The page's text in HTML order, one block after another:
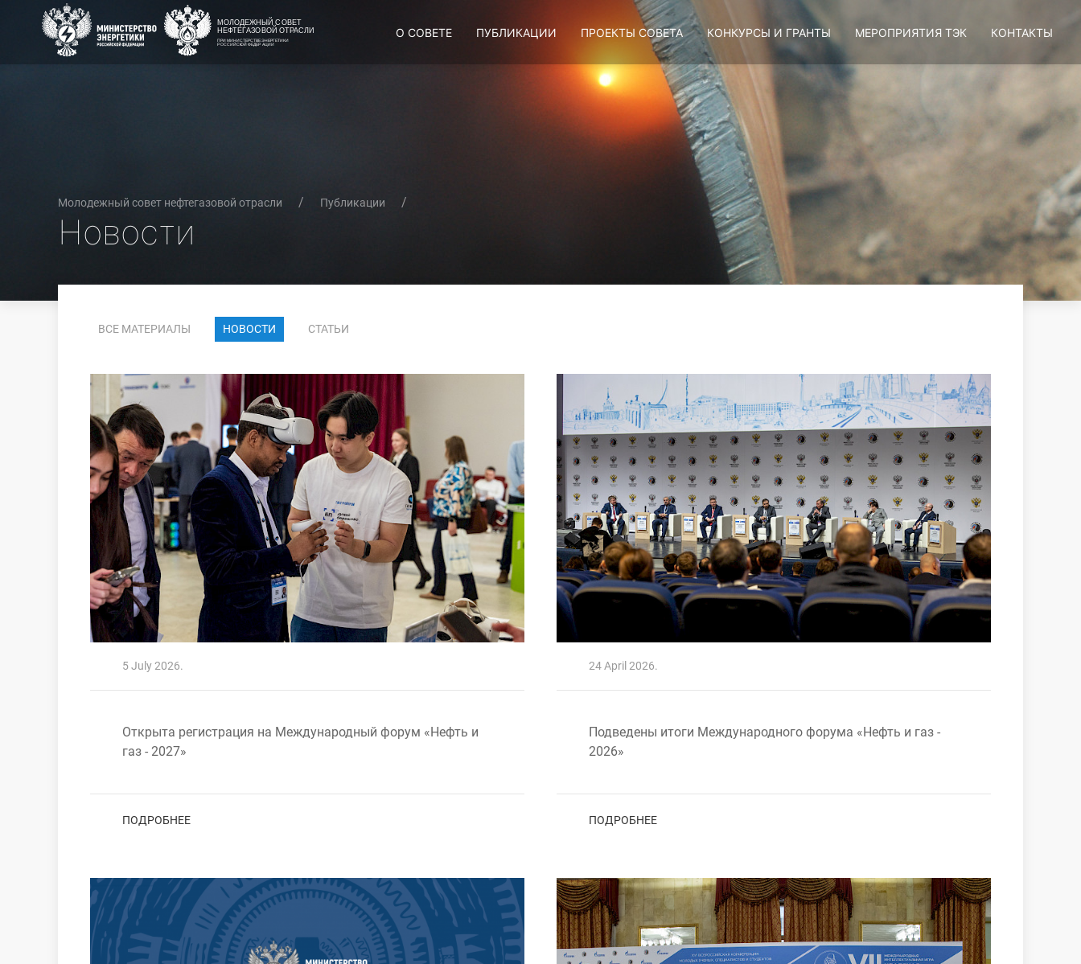
О СОВЕТЕ ПУБЛИКАЦИИ ПРОЕКТЫ СОВЕТА КОНКУРСЫ И ГРАНТЫ МЕРОПРИЯТИЯ ТЭК КОНТАКТЫ
Молодежный совет нефтегазовой отрасли Публикации
Новости
ВСЕ МАТЕРИАЛЫ НОВОСТИ СТАТЬИ
5 July 2026.
Открыта регистрация на Международный форум «Нефть и
газ - 2027»
ПОДРОБНЕЕ
24 April 2026.
Подведены итоги Международного форума «Нефть и газ -
2026»
ПОДРОБНЕЕ